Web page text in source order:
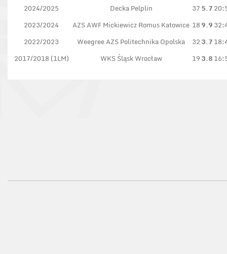
2024/2025
Decka Pelplin 375.7
2023/2024
AZS AWF Mickiewicz Romus Katowice 189.9
2022/2023
Weegree AZS Politechnika Opolska 323.7
2017/2018 (1LM)
WKS Śląsk Wrocław 193.8